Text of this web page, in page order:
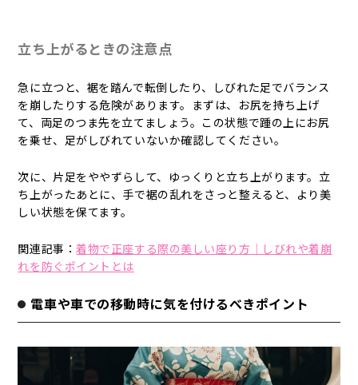
立ち上がるときの注意点
急に立つと、裾を踏んで転倒したり、しびれた足でバランス
を崩したりする危険があります。まずは、お尻を持ち上げ
て、両足のつま先を立てましょう。この状態で踵の上にお尻
を乗せ、足がしびれていないか確認してください。
次に、片足をややずらして、ゆっくりと立ち上がります。立
ち上がったあとに、手で裾の乱れをさっと整えると、より美
しい状態を保てます。
関連記事：着物で正座する際の美しい座り方｜しびれや着崩
れを防ぐポイントとは
電車や車での移動時に気を付けるべきポイント